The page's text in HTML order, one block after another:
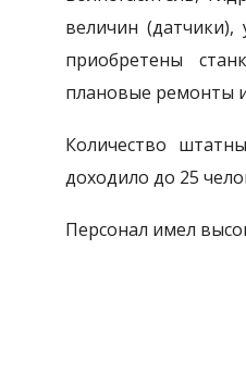
величин
приобретены
плановые ремонты
Количество
доходило до 25
Персонал имел